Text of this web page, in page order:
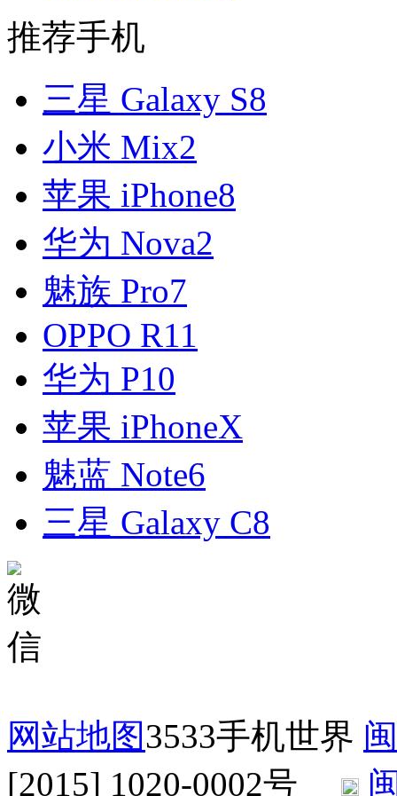
推荐手机
三星 Galaxy S8
小米 Mix2
苹果 iPhone8
华为 Nova2
魅族 Pro7
OPPO R11
华为 P10
苹果 iPhoneX
魅蓝 Note6
三星 Galaxy C8
网站地图3533手机世界
[2015] 1020-0002号